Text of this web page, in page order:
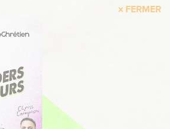
FERMER